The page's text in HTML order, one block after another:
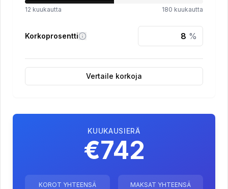
12 kuukautta 180 kuukautta
Korkoprosentti %
Vertaile korkoja
KUUKAUSIERÄ
€742
KOROT YHTEENSÄ MAKSAT YHTEENSÄ